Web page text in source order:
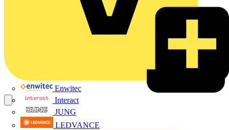
Enwitec
Interact
JUNG
LEDVANCE